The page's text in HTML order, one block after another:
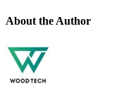
About the Author